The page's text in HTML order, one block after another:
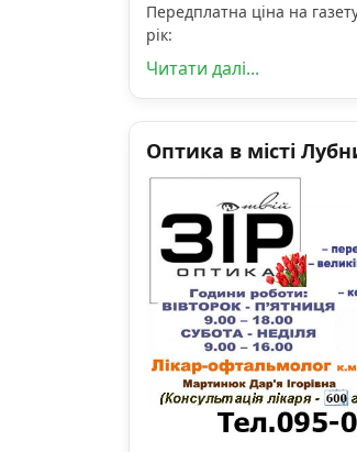
Передплатна ціна на
рік:
Читати далі...
Оптика в місті